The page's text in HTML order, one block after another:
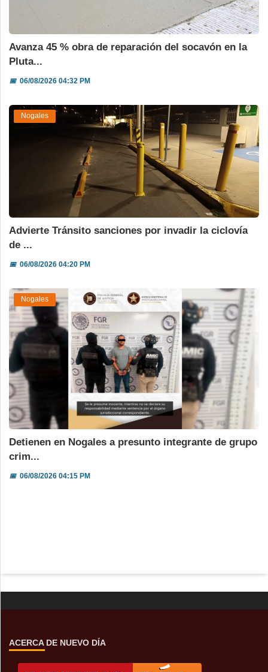
Avanza 45 % obra de reparación del socavón en la
Pluta...
📅06/08/2026 04:32 PM
Nogales
Advierte Tránsito sanciones por invadir la ciclovía
de ...
📅06/08/2026 04:20 PM
Nogales
Detienen en Nogales a presunto integrante de grupo
crim...
📅06/08/2026 04:15 PM
ACERCA DE NUEVO DÍA